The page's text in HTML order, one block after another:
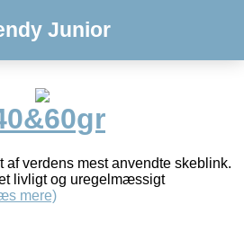
Junior
af verdens mest anvendte skeblink.
livligt og uregelmæssigt
mere)